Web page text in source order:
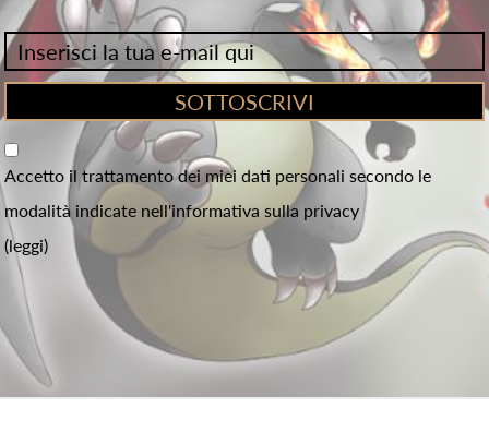
Accetto il trattamento dei miei dati personali secondo le
modalità indicate nell'informativa sulla privacy
(leggi)